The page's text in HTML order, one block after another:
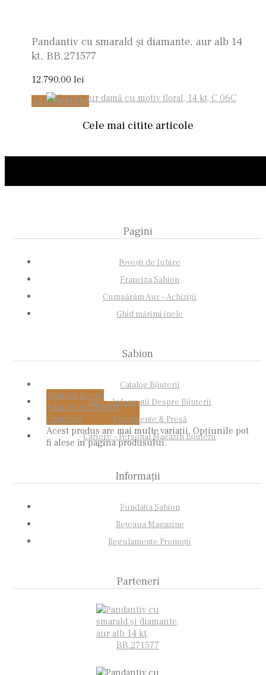
Adaugă în coș
Adauga in favorite
Compară
Acest produs are mai multe variații. Opțiunile pot
fi alese în pagina produsului.
Pandantiv cu smarald și diamante, aur alb 14
kt, BB.271577
12.790,00 lei
Adaugă în coș
Cele mai citite articole
Pagini
Povești de Iubire
Franciza Sabion
Cumpărăm Aur – Achiziții
Ghid mărimi inele
Sabion
Catalog Bijuterii
Blog – Informatii Despre Bijuterii
Evenimente & Presă
Cariere – Personal Magazin Bijuterii
Informații
Fundatia Sabion
Rețeaua Magazine
Regulamente Promoții
Parteneri